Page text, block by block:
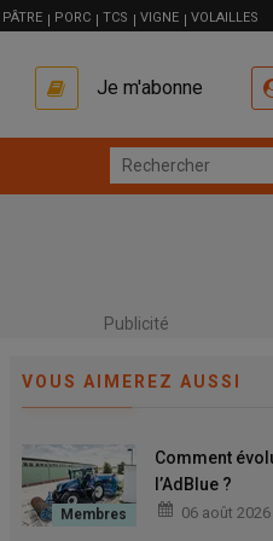
PÂTRE PORC TCS VIGNE VOLAILLES
Je m'abonne
Publicité
VOUS AIMEREZ AUSSI
Comment
l’AdBlue ?
06 août 2026